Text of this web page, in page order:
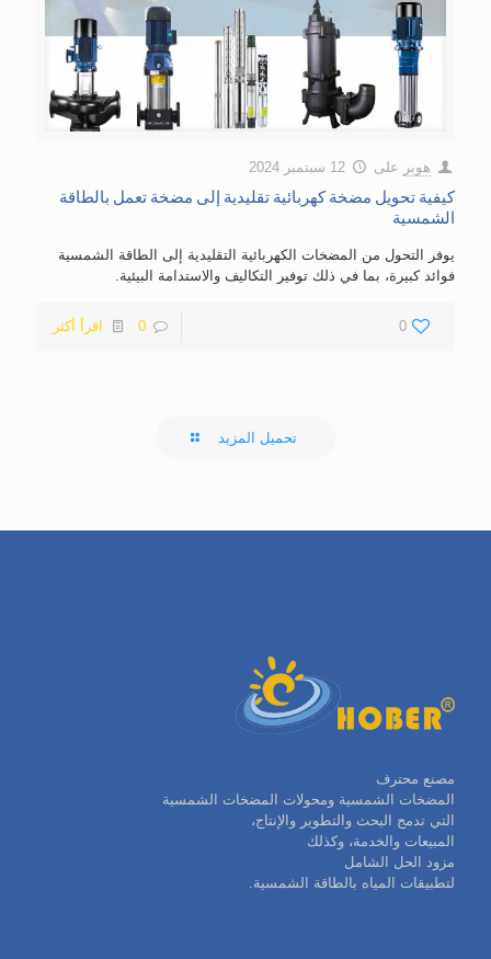
هوبر على 12 سبتمبر 2024
كيفية تحويل مضخة كهربائية تقليدية إلى مضخة تعمل بالطاقة
الشمسية
يوفر التحول من المضخات الكهربائية التقليدية إلى الطاقة الشمسية
فوائد كبيرة، بما في ذلك توفير التكاليف والاستدامة البيئية.
0
0 اقرأ أكثر
تحميل المزيد
مصنع محترف
المضخات الشمسية ومحولات المضخات الشمسية
التي تدمج البحث والتطوير والإنتاج،
المبيعات والخدمة، وكذلك
مزود الحل الشامل
لتطبيقات المياه بالطاقة الشمسية.